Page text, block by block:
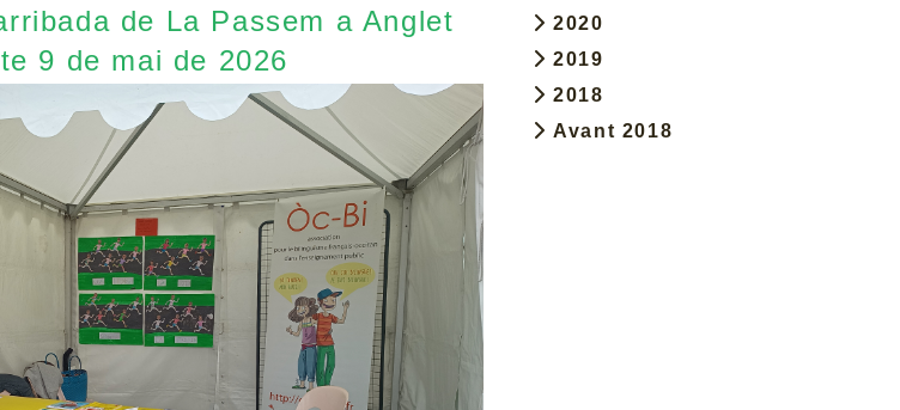
de La Passem a Anglet
9 de mai de 2026
2020
2019
2018
Avant 2018